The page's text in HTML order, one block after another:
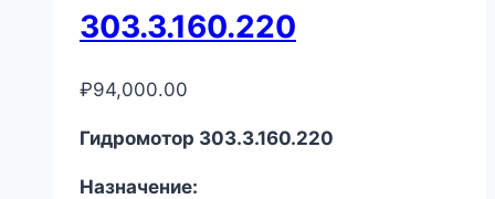
303.3.160.220
₽94,000.00
Гидромотор 303.3.160.220
Назначение: